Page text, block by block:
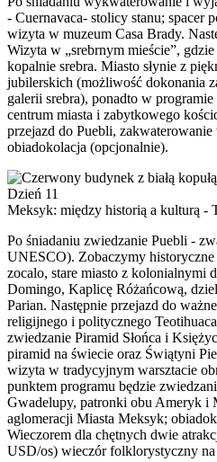
- Cuernavaca- stolicy stanu; spacer
wizyta w muzeum Casa Brady.
Wizyta w „srebrnym mieście”,
kopalnie srebra. Miasto słynie z
jubilerskich (możliwość dokonania
galerii srebra), ponadto w
centrum miasta i zabytkowego
przejazd do Puebli,
obiadokolacja (opcjonalnie).
Dzień 11
Meksyk: między historią a kulturą -
Po śniadaniu zwiedzanie Puebli -
UNESCO). Zobaczymy
zocalo, stare miasto z kolonialnymi
Domingo, Kaplicę Różańcową,
Parian. Następnie przejazd do
religijnego i politycznego
zwiedzanie Piramid Słońca i
piramid na świecie oraz Świątyni
wizyta w tradycyjnym warsztacie
punktem programu będzie
Gwadelupy, patronki obu Ameryk i
aglomeracji Miasta Meksyk;
Wieczorem dla chętnych dwie
USD/os) wieczór folklorystyczny